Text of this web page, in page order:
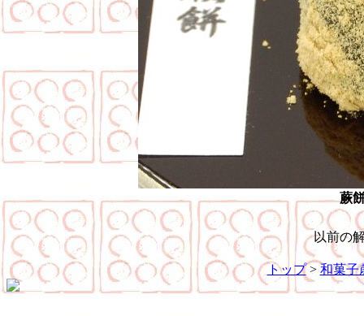
蕨
以前の
トップ> 和菓子